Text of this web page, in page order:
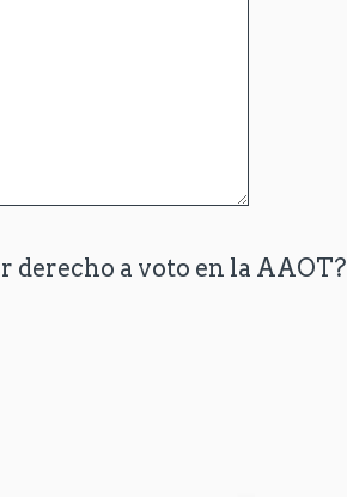
derecho a voto en la AAOT?